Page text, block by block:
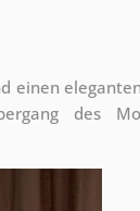
einen
des